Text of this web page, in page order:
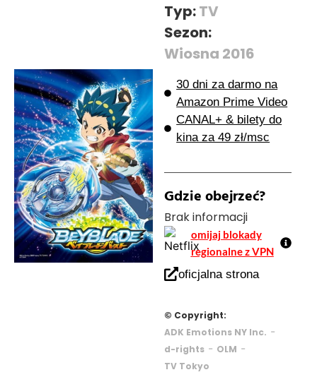
Typ:TV
Sezon:
Wiosna 2016
30 dni za darmo na
Amazon Prime Video
CANAL+ & bilety do
kina za 49 zł/msc
Gdzie obejrzeć?
Brak informacji
omijaj blokady
regionalne z VPN
oficjalna strona
© Copyright:
ADK Emotions NY Inc. -
d-rights- OLM -
TV Tokyo